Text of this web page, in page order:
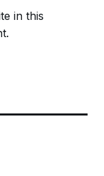
in this